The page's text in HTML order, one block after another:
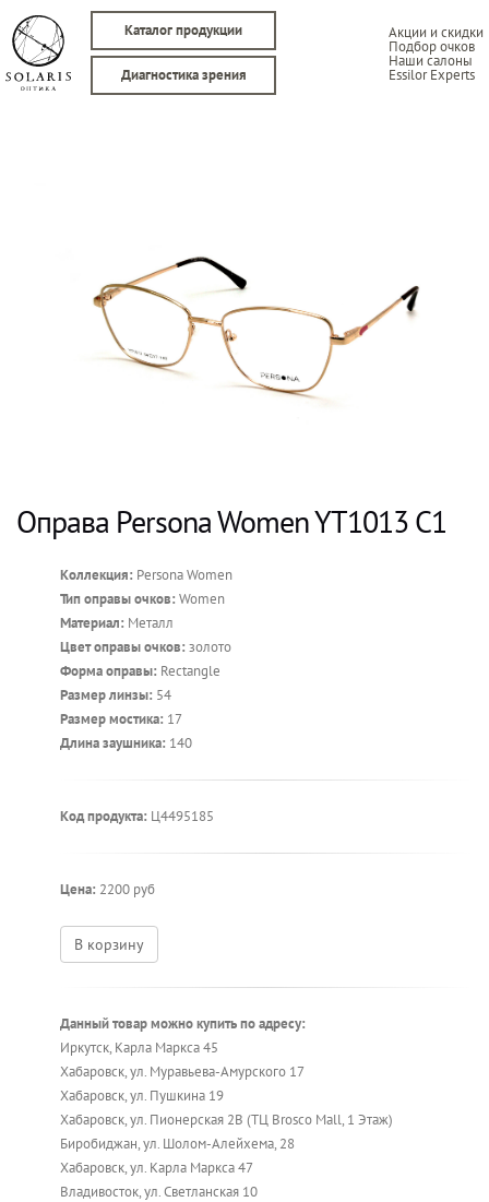
Каталог продукции Акции и скидки
Подбор очков
Наши салоны
Essilor Experts
Диагностика зрения
Оправа Persona Women YT1013 C1
Коллекция: Persona Women
Тип оправы очков: Women
Материал: Металл
Цвет оправы очков: золото
Форма оправы: Rectangle
Размер линзы: 54
Размер мостика: 17
Длина заушника: 140
Код продукта: Ц4495185
Цена: 2200 руб
В корзину
Данный товар можно купить по адресу:
Иркутск, Карла Маркса 45
Хабаровск, ул. Муравьева-Амурского 17
Хабаровск, ул. Пушкина 19
Хабаровск, ул. Пионерская 2В (ТЦ Brosco Mall, 1 Этаж)
Биробиджан, ул. Шолом-Алейхема, 28
Хабаровск, ул. Карла Маркса 47
Владивосток, ул. Светланская 10